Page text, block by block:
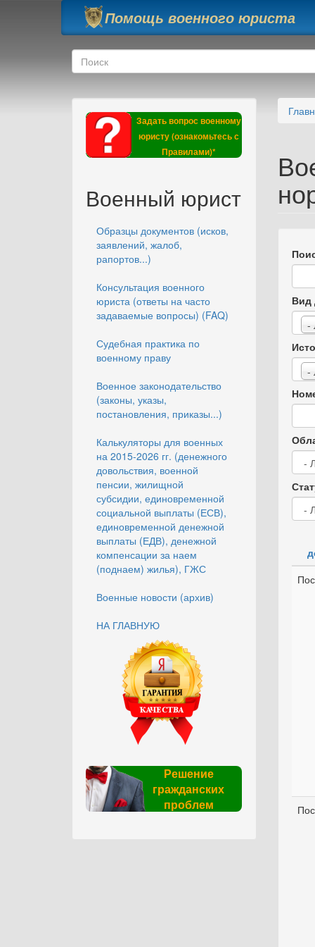
Перейти к основному содержанию
Помощь военного юриста
Форма поиска
Поиск
Задать вопрос военному
юристу (ознакомьтесь с
Правилами)*
Военный юрист
Образцы документов (исков,
заявлений, жалоб,
рапортов...)
Консультация военного
юриста (ответы на часто
задаваемые вопросы) (FAQ)
Судебная практика по
военному праву
Военное законодательство
(законы, указы,
постановления, приказы...)
Калькуляторы для военных
на 2015-2026 гг. (денежного
довольствия, военной
пенсии, жилищной
субсидии, единовременной
социальной выплаты (ЕСВ),
единовременной денежной
выплаты (ЕДВ), денежной
компенсации за наем
(поднаем) жилья), ГЖС
Военные новости (архив)
НА ГЛАВНУЮ
Решение
гражданских
проблем
Вид
-
-